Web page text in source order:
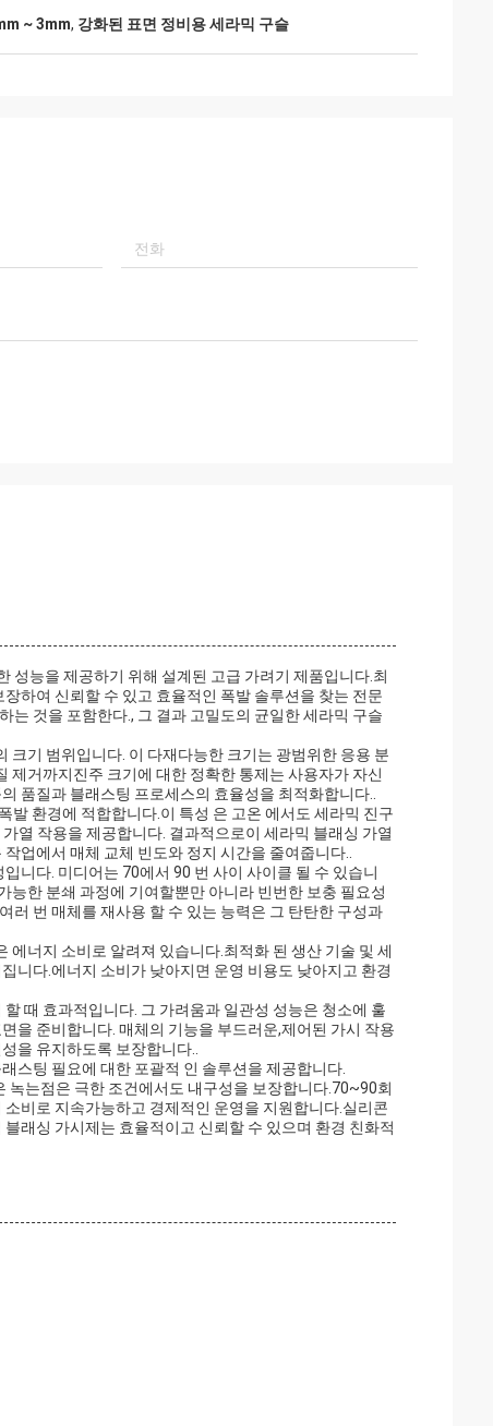
~ 3mm, 강화된 표면 정비용 세라믹 구슬
성능을 제공하기 위해 설계된 고급 가려기 제품입니다.최
하여 신뢰할 수 있고 효율적인 폭발 솔루션을 찾는 전문
는 것을 포함한다., 그 결과 고밀도의 균일한 세라믹 구슬
기 범위입니다. 이 다재다능한 크기는 광범위한 응용 분
제거까지진주 크기에 대한 정확한 통제는 사용자가 자신
품질과 블래스팅 프로세스의 효율성을 최적화합니다..
발 환경에 적합합니다.이 특성 은 고온 에서도 세라믹 진구
열 작용을 제공합니다. 결과적으로이 세라믹 블래싱 가열
업에서 매체 교체 빈도와 정지 시간을 줄여줍니다..
니다. 미디어는 70에서 90 번 사이 사이클 될 수 있습니
능한 분쇄 과정에 기여할뿐만 아니라 빈번한 보충 필요성
러 번 매체를 재사용 할 수 있는 능력은 그 탄탄한 구성과
너지 소비로 알려져 있습니다.최적화 된 생산 기술 및 세
니다.에너지 소비가 낮아지면 운영 비용도 낮아지고 환경
때 효과적입니다. 그 가려움과 일관성 성능은 청소에 훌
을 준비합니다. 매체의 기능을 부드러운,제어된 가시 작용
을 유지하도록 보장합니다..
스팅 필요에 대한 포괄적 인 솔루션을 제공합니다.
는점은 극한 조건에서도 내구성을 보장합니다.70~90회
비로 지속가능하고 경제적인 운영을 지원합니다.실리콘
래싱 가시제는 효율적이고 신뢰할 수 있으며 환경 친화적